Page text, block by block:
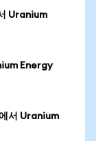
Uranium
Energy
서 Uranium